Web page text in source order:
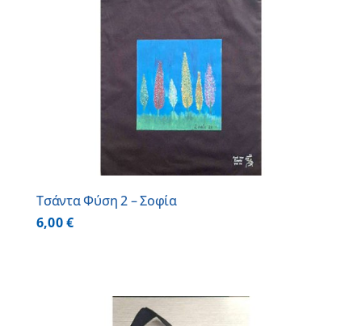
Τσάντα Φύση 2 – Σοφία
6,00€